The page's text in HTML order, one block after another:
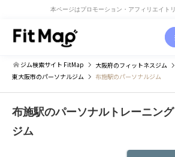
本ページはプロモーション・アフィリエイト
ジム検索サイト FitMap 大阪府のフィットネスジム
東大阪市のパーソナルジム 布施駅のパーソナルジム
布施駅のパーソナルトレーニン
ジム